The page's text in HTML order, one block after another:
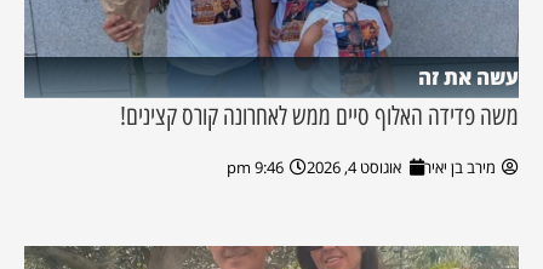
עשה את זה
משה פדידה האלוף סיים ממש לאחרונה קורס קצינים!
מירב בן יאיר אוגוסט 4, 2026 9:46 pm